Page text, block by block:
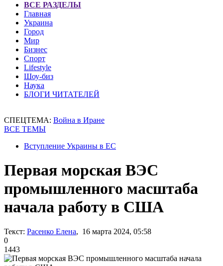
ВСЕ РАЗДЕЛЫ
Главная
Украина
Город
Мир
Бизнес
Спорт
Lifestyle
Шоу-биз
Наука
БЛОГИ ЧИТАТЕЛЕЙ
СПЕЦТЕМА: Война в Иране
ВСЕ ТЕМЫ
Вступление Украины в ЕС
Первая морская ВЭС
промышленного масштаба
начала работу в США
Текст: Расенко Елена, 16 марта 2024, 05:58
0
1443